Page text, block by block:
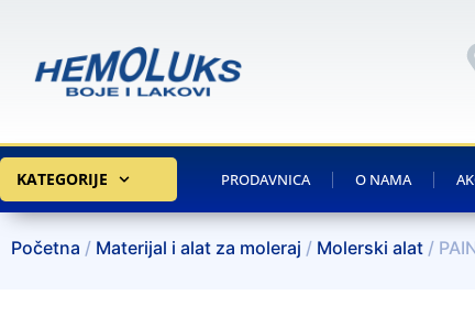
KATEGORIJE PRODAVNICA O NAMA
Početna / Materijal i alat za moleraj / Molerski alat /